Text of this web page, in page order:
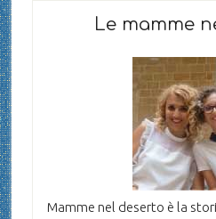
Le mamme
Mamme nel deserto è la